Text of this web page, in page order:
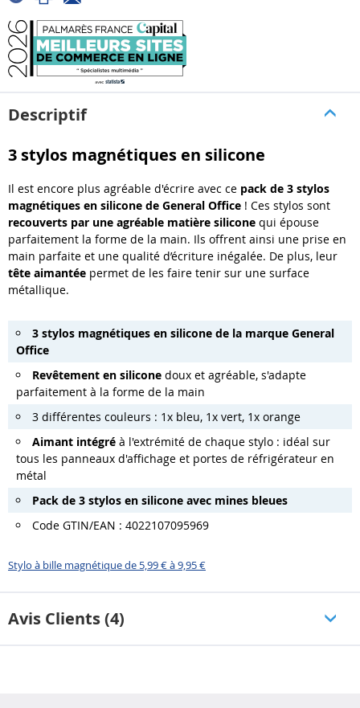
Descriptif
3 stylos magnétiques en silicone
Il est encore plus agréable d'écrire avec ce pack de 3 stylos
magnétiques en silicone de General Office ! Ces stylos sont
recouverts par une agréable matière silicone qui épouse
parfaitement la forme de la main. Ils offrent ainsi une prise en
main parfaite et une qualité d’écriture inégalée. De plus, leur
tête aimantée permet de les faire tenir sur une surface
métallique.
3 stylos magnétiques en silicone de la marque General
Office
Revêtement en silicone doux et agréable, s'adapte
parfaitement à la forme de la main
3 différentes couleurs : 1x bleu, 1x vert, 1x orange
Aimant intégré à l'extrémité de chaque stylo : idéal sur
tous les panneaux d'affichage et portes de réfrigérateur en
métal
Pack de 3 stylos en silicone avec mines bleues
Code GTIN/EAN : 4022107095969
Stylo à bille magnétique de 5,99 € à 9,95 €
Avis Clients (4)